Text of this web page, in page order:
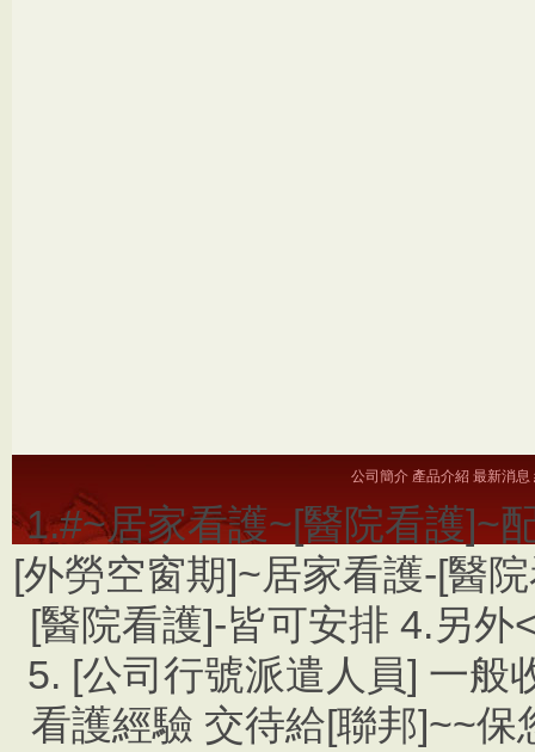
公司簡介 產品介紹 最新消息
1.#~居家看護~[醫院看護]~
[外勞空窗期]~居家看護-[醫
[醫院看護]-皆可安排 4.另
5. [公司行號派遣人員] 一般
看護經驗 交待給[聯邦]~~